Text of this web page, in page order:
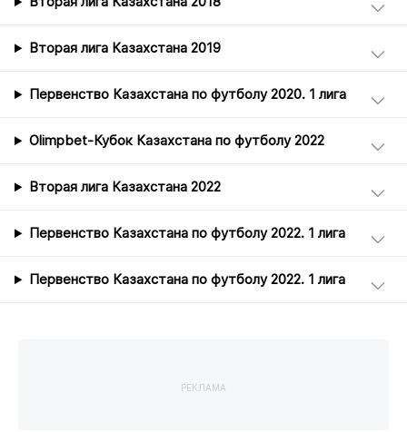
Вторая лига Казахстана 2019
Первенство Казахстана по футболу 2020. 1 лига
Olimpbet-Кубок Казахстана по футболу 2022
Вторая лига Казахстана 2022
Первенство Казахстана по футболу 2022. 1 лига
Первенство Казахстана по футболу 2022. 1 лига
РЕКЛАМА